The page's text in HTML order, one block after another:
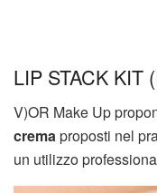
LIP STACK KIT
V)OR Make Up
cremaproposti nel
un utilizzo